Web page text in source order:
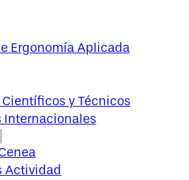
Ergonomía Aplicada
y Técnicos
Internacionales
Actividad